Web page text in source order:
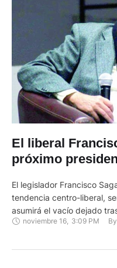
El liberal
próximo
El legislador Francisco
tendencia centro-liberal,
asumirá el vacío dejado
medio de una grave crisis
elegido por el Congreso
noviembre 16, 3:09 PM By